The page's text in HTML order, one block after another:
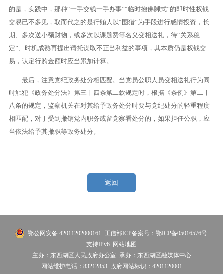
的是，实践中，那种“一手交钱一手办事”“临时抱佛脚式”的即时性权钱
交易已不多见，取而代之的是行贿人以“围猎”为手段进行感情投资，长
期、多次送小额财物，或多次以课题费等名义变相送礼，待“关系稳
定”、时机成熟再提出请托谋取不正当利益的事项，其本质仍是权钱交
易，认定行贿金额时应当累加计算。
最后，注意党纪政务处分相匹配。当党员公职人员变相送礼行为同
时触犯《政务处分法》第三十四条第二款规定时，根据《条例》第二十
八条的规定，监察机关在对其给予政务处分时要与党纪处分的轻重程度
相匹配，对于受到撤销党内职务或留党察看处分的，如果担任公职，应
当依法给予其撤职等政务处分。
返回
鄂公网安备 42011202000161 工信部ICP备案号：鄂ICP备05016576号
支持IPv6
网站地图
主办：东西湖区人民政府办公室 承办：东西湖区融媒体中心
网站维护电话：83212853 政府网站标识：4201120001